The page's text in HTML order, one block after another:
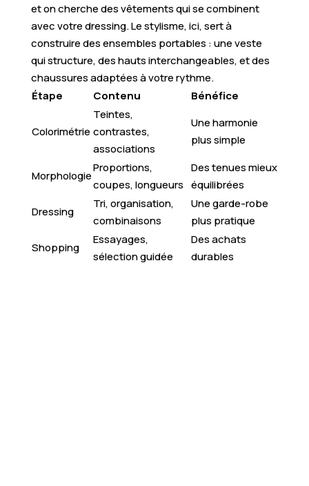
et on cherche des vêtements qui se combinent
avec votre dressing. Le stylisme, ici, sert à
construire des ensembles portables : une veste
qui structure, des hauts interchangeables, et des
chaussures adaptées à votre rythme.
Étape
Contenu Bénéfice
Colorimétrie
Teintes,
contrastes,
associations
Une harmonie
plus simple
Morphologie
Proportions,
coupes, longueurs
Des tenues mieux
équilibrées
Dressing
Tri, organisation,
combinaisons
Une garde-robe
plus pratique
Shopping
Essayages,
sélection guidée
Des achats
durables